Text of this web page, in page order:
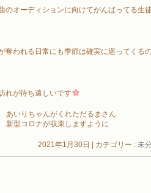
のオーディションに向けてがんばってる生
奪われる日常にも季節は確実に巡ってくる
れが待ち遠しいです
あいりちゃんがくれただるまさん
新型コロナが収束しますように
2021年1月30日 | カテゴリー : 未